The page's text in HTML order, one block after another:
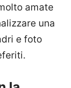
amate
una
e foto